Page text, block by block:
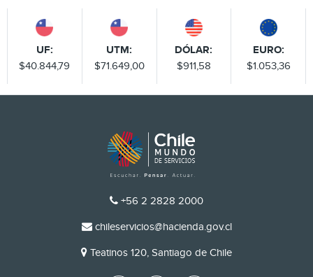
UF:
$40.844,79
UTM:
$71.649,00
DÓLAR:
$911,58
EURO:
$1.053,36
TELÉFONO
+56 2 2828 2000
EMAIL
chileservicios@hacienda.gov.cl
DIRECCIÓN
Teatinos 120, Santiago de Chile